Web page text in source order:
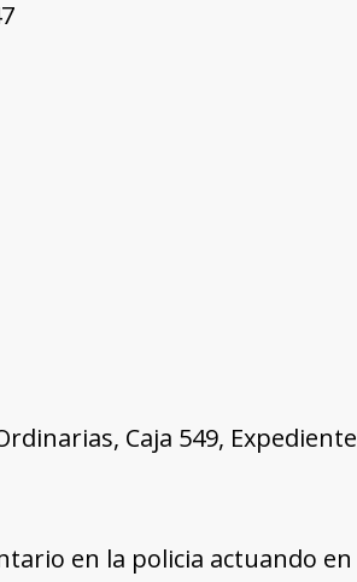
Caja 549,
en la policia actuando